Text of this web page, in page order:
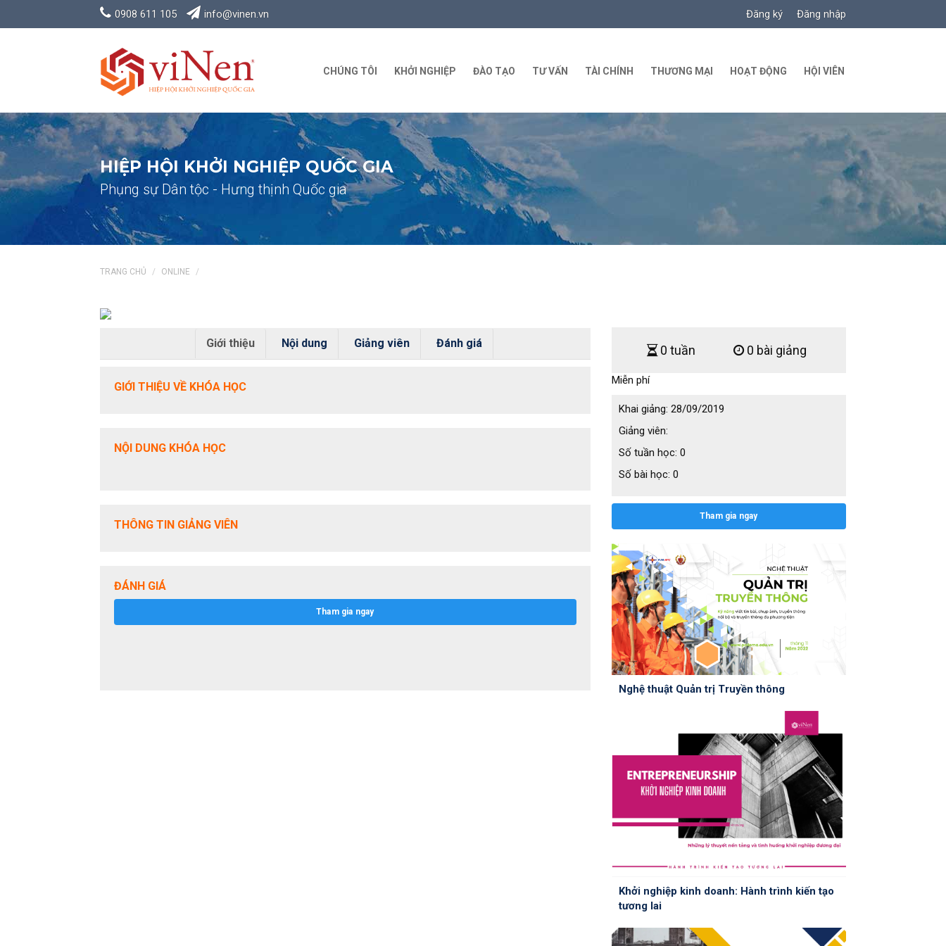
0908 611 105 info@vinen.vn Đăng nhập
Đăng ký
CHÚNG TÔI KHỞI NGHIỆP ĐÀO TẠO TƯ VẤN TÀI CHÍNH THƯƠNG MẠI HOẠT ĐỘNG HỘI VIÊN
HIỆP HỘI KHỞI NGHIỆP QUỐC GIA
Phụng sự Dân tộc - Hưng thịnh Quốc gia
TRANG CHỦ ONLINE
Giới thiệu Nội dung Giảng viên Đánh giá
GIỚI THIỆU VỀ KHÓA HỌC
NỘI DUNG KHÓA HỌC
THÔNG TIN GIẢNG VIÊN
ĐÁNH GIÁ
Tham gia ngay
0 tuần 0 bài giảng
Miễn phí
Khai giảng: 28/09/2019
Giảng viên:
Số tuần học: 0
Số bài học: 0
Tham gia ngay
Nghệ thuật Quản trị Truyền thông
Khởi nghiệp kinh doanh: Hành trình kiến tạo
tương lai